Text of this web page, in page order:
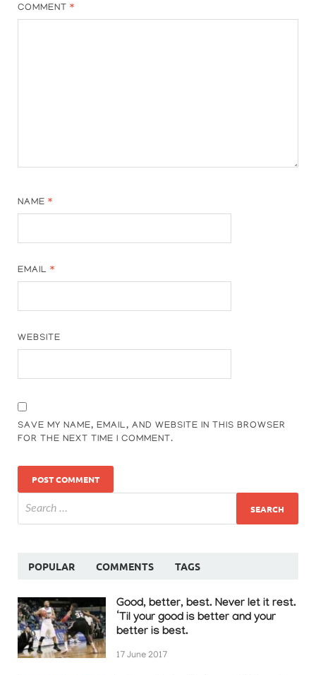
COMMENT*
NAME*
EMAIL*
WEBSITE
SAVE MY NAME, EMAIL, AND WEBSITE IN THIS BROWSER
FOR THE NEXT TIME I COMMENT.
POPULAR COMMENTS TAGS
Good, better, best. Never let it rest.
‘Til your good is better and your
better is best.
17 June 2017